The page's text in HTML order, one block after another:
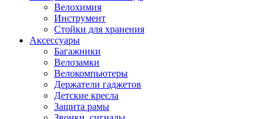
Велохимия
Инструмент
Стойки для хранения
Аксессуары
Багажники
Велозамки
Велокомпьютеры
Держатели гаджетов
Детские кресла
Защита рамы